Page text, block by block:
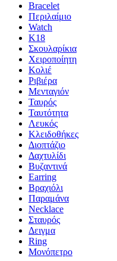
Bracelet
Περιλαίμιο
Watch
K18
Σκουλαρίκια
Χειροποίητη
Κολιέ
Ριβιέρα
Μενταγιόν
Ταυρός
Ταυτότητα
Λευκός
Κλειδοθήκες
Διοπτάζιο
Δαχτυλίδι
Βυζαντινά
Earring
Βραχιόλι
Παραμάνα
Necklace
Σταυρός
Δειγμα
Ring
Μονόπετρο